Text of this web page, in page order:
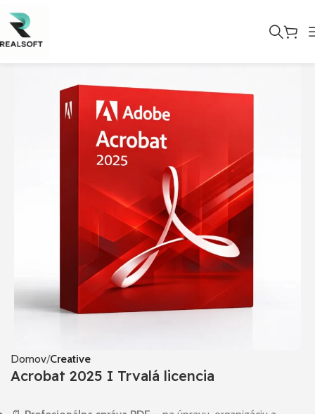
Domov Creative
Acrobat 2025 I Trvalá licencia